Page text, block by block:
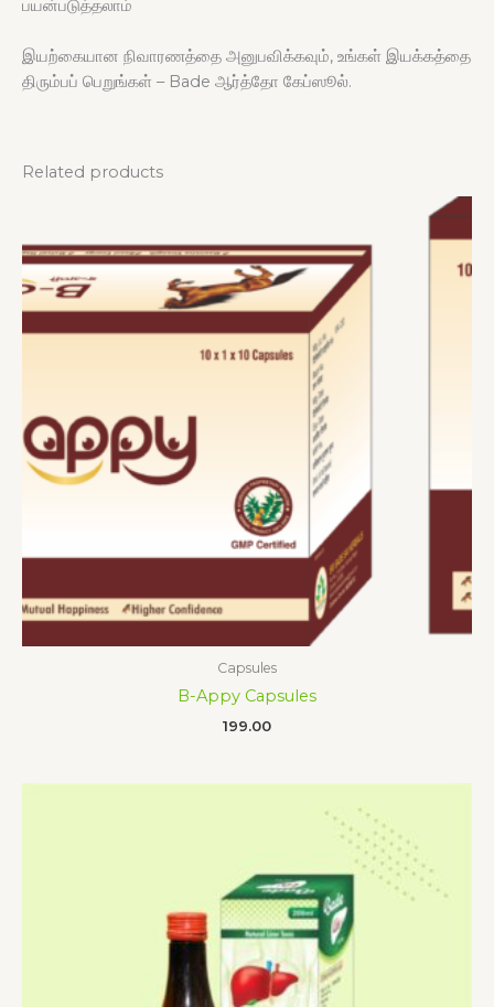
பயன்படுத்தலாம்
இயற்கையான நிவாரணத்தை அனுபவிக்கவும், உங்கள் இயக்கத்தை
திரும்பப் பெறுங்கள் – Bade ஆர்த்தோ கேப்ஸூல்.
Related products
Capsules
B-Appy Capsules
199.00